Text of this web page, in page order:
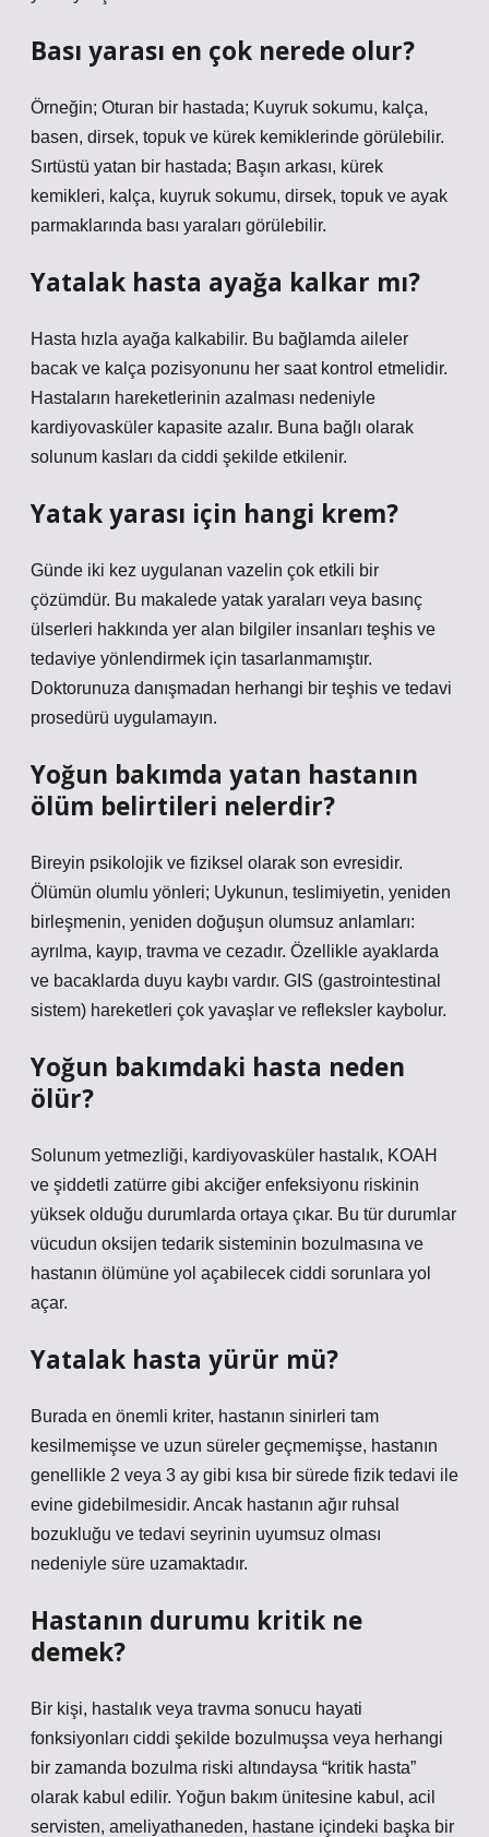
Bası yarası en çok nerede olur?
Örneğin; Oturan bir hastada; Kuyruk sokumu, kalça,
basen, dirsek, topuk ve kürek kemiklerinde görülebilir.
Sırtüstü yatan bir hastada; Başın arkası, kürek
kemikleri, kalça, kuyruk sokumu, dirsek, topuk ve ayak
parmaklarında bası yaraları görülebilir.
Yatalak hasta ayağa kalkar mı?
Hasta hızla ayağa kalkabilir. Bu bağlamda aileler
bacak ve kalça pozisyonunu her saat kontrol etmelidir.
Hastaların hareketlerinin azalması nedeniyle
kardiyovasküler kapasite azalır. Buna bağlı olarak
solunum kasları da ciddi şekilde etkilenir.
Yatak yarası için hangi krem?
Günde iki kez uygulanan vazelin çok etkili bir
çözümdür. Bu makalede yatak yaraları veya basınç
ülserleri hakkında yer alan bilgiler insanları teşhis ve
tedaviye yönlendirmek için tasarlanmamıştır.
Doktorunuza danışmadan herhangi bir teşhis ve tedavi
prosedürü uygulamayın.
Yoğun bakımda yatan hastanın
ölüm belirtileri nelerdir?
Bireyin psikolojik ve fiziksel olarak son evresidir.
Ölümün olumlu yönleri; Uykunun, teslimiyetin, yeniden
birleşmenin, yeniden doğuşun olumsuz anlamları:
ayrılma, kayıp, travma ve cezadır. Özellikle ayaklarda
ve bacaklarda duyu kaybı vardır. GIS (gastrointestinal
sistem) hareketleri çok yavaşlar ve refleksler kaybolur.
Yoğun bakımdaki hasta neden
ölür?
Solunum yetmezliği, kardiyovasküler hastalık, KOAH
ve şiddetli zatürre gibi akciğer enfeksiyonu riskinin
yüksek olduğu durumlarda ortaya çıkar. Bu tür durumlar
vücudun oksijen tedarik sisteminin bozulmasına ve
hastanın ölümüne yol açabilecek ciddi sorunlara yol
açar.
Yatalak hasta yürür mü?
Burada en önemli kriter, hastanın sinirleri tam
kesilmemişse ve uzun süreler geçmemişse, hastanın
genellikle 2 veya 3 ay gibi kısa bir sürede fizik tedavi ile
evine gidebilmesidir. Ancak hastanın ağır ruhsal
bozukluğu ve tedavi seyrinin uyumsuz olması
nedeniyle süre uzamaktadır.
Hastanın durumu kritik ne
demek?
Bir kişi, hastalık veya travma sonucu hayati
fonksiyonları ciddi şekilde bozulmuşsa veya herhangi
bir zamanda bozulma riski altındaysa “kritik hasta”
olarak kabul edilir. Yoğun bakım ünitesine kabul, acil
servisten, ameliyathaneden, hastane içindeki başka bir